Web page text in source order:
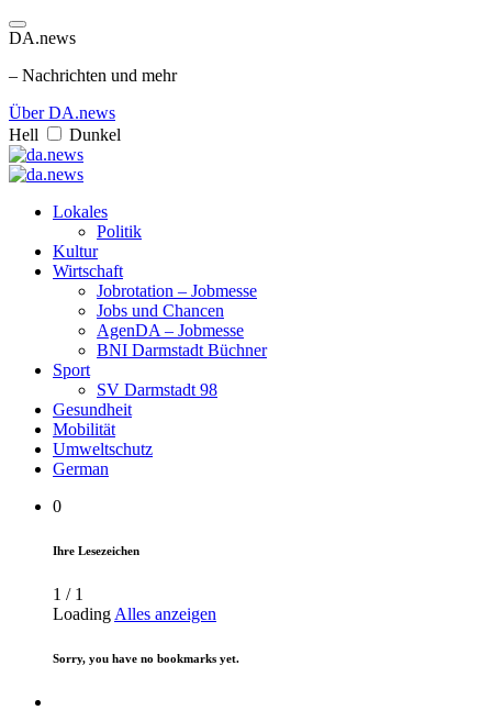
DA.news
– Nachrichten und mehr
Über DA.news
Hell
Dunkel
Lokales
Politik
Kultur
Wirtschaft
Jobrotation – Jobmesse
Jobs und Chancen
AgenDA – Jobmesse
BNI Darmstadt Büchner
Sport
SV Darmstadt 98
Gesundheit
Mobilität
Umweltschutz
German
0
Ihre Lesezeichen
1 / 1
Loading Alles anzeigen
Sorry, you have no bookmarks yet.